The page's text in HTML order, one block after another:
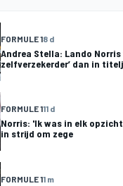
FORMULE 18 d
Andrea Stella: Lando Norris
zelfverzekerder’ dan in
FORMULE 111 d
Norris: 'Ik was in elk
in strijd om zege
FORMULE 11 m